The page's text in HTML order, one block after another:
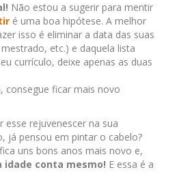
Não estou a sugerir para mentir
é uma boa hipótese. A melhor
isso é eliminar a data das suas
etc.) e daquela lista
currículo, deixe apenas as duas
consegue ficar mais novo
esse rejuvenescer na sua
já pensou em pintar o cabelo?
uns bons anos mais novo e,
idade conta mesmo! E essa é a